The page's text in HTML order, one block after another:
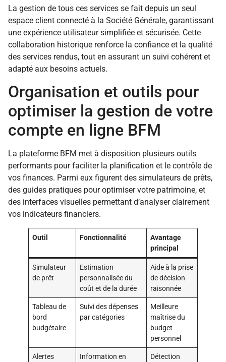
La gestion de tous ces services se fait depuis un seul
espace client connecté à la Société Générale, garantissant
une expérience utilisateur simplifiée et sécurisée. Cette
collaboration historique renforce la confiance et la qualité
des services rendus, tout en assurant un suivi cohérent et
adapté aux besoins actuels.
Organisation et outils pour
optimiser la gestion de votre
compte en ligne BFM
La plateforme BFM met à disposition plusieurs outils
performants pour faciliter la planification et le contrôle de
vos finances. Parmi eux figurent des simulateurs de prêts,
des guides pratiques pour optimiser votre patrimoine, et
des interfaces visuelles permettant d’analyser clairement
vos indicateurs financiers.
Outil Fonctionnalité
Avantage
principal
Simulateur
de prêt
Estimation
personnalisée du
coût et de la durée
Aide à la prise
de décision
raisonnée
Tableau de
bord
budgétaire
Suivi des dépenses
par catégories
Meilleure
maîtrise du
budget
personnel
Alertes
Information en
Détection